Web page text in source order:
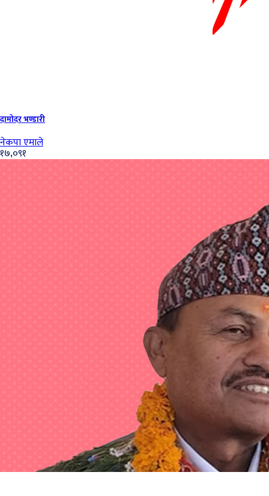
दामोदर भण्डारी
नेकपा एमाले
१७,०९१